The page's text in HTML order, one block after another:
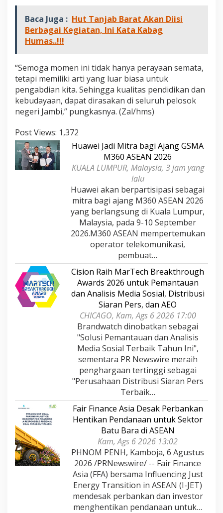
Baca Juga : Hut Tanjab Barat Akan Diisi
Berbagai Kegiatan, Ini Kata Kabag
Humas..!!!
“Semoga momen ini tidak hanya perayaan semata,
tetapi memiliki arti yang luar biasa untuk
pengabdian kita. Sehingga kualitas pendidikan dan
kebudayaan, dapat dirasakan di seluruh pelosok
negeri Jambi,” pungkasnya. (Zal/hms)
Post Views: 1,372
Huawei Jadi Mitra bagi Ajang GSMA
M360 ASEAN 2026
KUALA LUMPUR, Malaysia, 3 jam yang
lalu
Huawei akan berpartisipasi sebagai
mitra bagi ajang M360 ASEAN 2026
yang berlangsung di Kuala Lumpur,
Malaysia, pada 9-10 September
2026.M360 ASEAN mempertemukan
operator telekomunikasi,
pembuat…
Cision Raih MarTech Breakthrough
Awards 2026 untuk Pemantauan
dan Analisis Media Sosial, Distribusi
Siaran Pers, dan AEO
CHICAGO, Kam, Ags 6 2026 17:00
Brandwatch dinobatkan sebagai
"Solusi Pemantauan dan Analisis
Media Sosial Terbaik Tahun Ini",
sementara PR Newswire meraih
penghargaan tertinggi sebagai
"Perusahaan Distribusi Siaran Pers
Terbaik…
Fair Finance Asia Desak Perbankan
Hentikan Pendanaan untuk Sektor
Batu Bara di ASEAN
Kam, Ags 6 2026 13:02
PHNOM PENH, Kamboja, 6 Agustus
2026 /PRNewswire/ -- Fair Finance
Asia (FFA) bersama Influencing Just
Energy Transition in ASEAN (I-JET)
mendesak perbankan dan investor
menghentikan pendanaan untuk…